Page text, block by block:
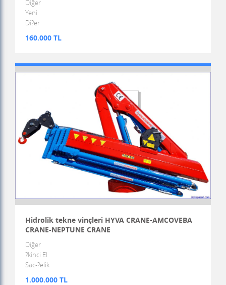
Diğer
Yeni
Di?er
160.000 TL
Hidrolik tekne vinçleri HYVA CRANE-AMCOVEBA
CRANE-NEPTUNE CRANE
Diğer
?kinci El
Sac-?elik
1.000.000 TL